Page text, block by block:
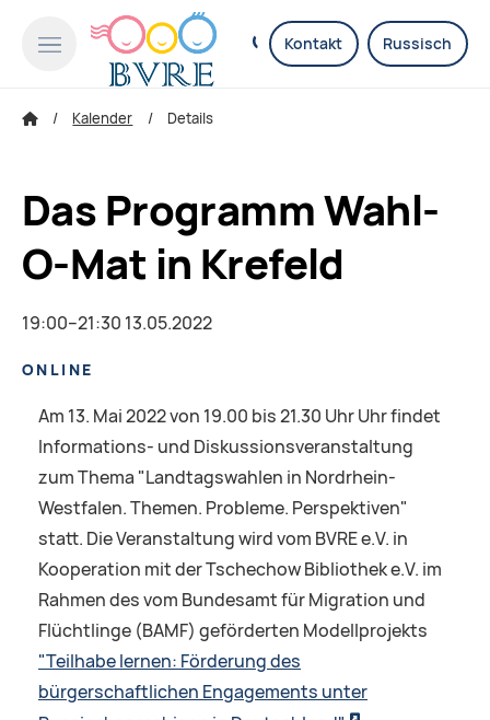
Kontakt Russisch
Kalender Details
Das Programm Wahl-
O-Mat in Krefeld
19:00–21:30 13.05.2022
ONLINE
Am 13. Mai 2022 von 19.00 bis 21.30 Uhr Uhr findet
Informations- und Diskussionsveranstaltung
zum Thema "Landtagswahlen in Nordrhein-
Westfalen. Themen. Probleme. Perspektiven"
statt. Die Veranstaltung wird vom BVRE e.V. in
Kooperation mit der Tschechow Bibliothek e.V. im
Rahmen des vom Bundesamt für Migration und
Flüchtlinge (BAMF) geförderten Modellprojekts
"Teilhabe lernen: Förderung des
bürgerschaftlichen Engagements unter